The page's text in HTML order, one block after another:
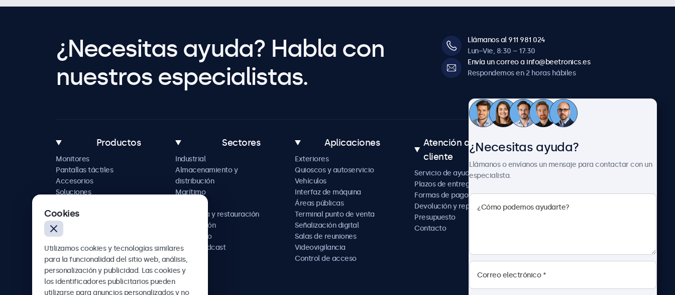
¿Necesitas ayuda? Habla con
nuestros especialistas.
Llámanos al 911 981 024
Lun–Vie, 8:30 – 17:30
Envía un correo a info@beetronics.es
Respondemos en 2 horas hábiles
Productos
Monitores
Pantallas táctiles
Accesorios
Soluciones
Sectores
Industrial
Almacenamiento y
distribución
Marítimo
Hostelería y restauración
Automoción
Ferroviario
AV y broadcast
Sanidad
Aplicaciones
Exteriores
Quioscos y autoservicio
Vehículos
Interfaz de máquina
Áreas públicas
Terminal punto de venta
Señalización digital
Salas de reuniones
Videovigilancia
Control de acceso
Atención al
cliente
Servicio de ayuda
Plazos de entrega
Formas de pago
Devolución y reparación
Presupuesto
Contacto
Sobre Beetronics
Trabaja con nosotros
Términos y Condiciones
¿Necesitas ayuda?
Llámanos o envíanos un mensaje para contactar con un
especialista.
Cookies
Utilizamos cookies y tecnologías similares
para la funcionalidad del sitio web, análisis,
personalización y publicidad. Las cookies y
los identificadores publicitarios pueden
utilizarse para anuncios personalizados y no